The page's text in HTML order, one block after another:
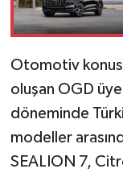
Otomotiv
oluşan OGD
döneminde
modeller
SEALION 7,